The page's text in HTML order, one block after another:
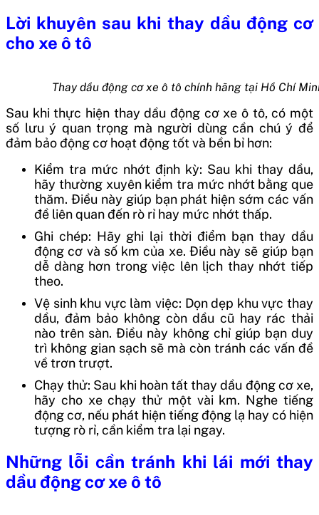
Lời khuyên sau khi thay dầu động cơ
cho xe ô tô
Thay dầu động cơ xe ô tô chính hãng tại Hồ Chí
Sau khi thực hiện thay dầu động cơ xe ô tô, có một
số lưu ý quan trọng mà người dùng cần chú ý để
đảm bảo động cơ hoạt động tốt và bền bỉ hơn:
Kiểm tra mức nhớt định kỳ: Sau khi thay dầu,
hãy thường xuyên kiểm tra mức nhớt bằng que
thăm. Điều này giúp bạn phát hiện sớm các vấn
đề liên quan đến rò rỉ hay mức nhớt thấp.
Ghi chép: Hãy ghi lại thời điểm bạn thay dầu
động cơ và số km của xe. Điều này sẽ giúp bạn
dễ dàng hơn trong việc lên lịch thay nhớt tiếp
theo.
Vệ sinh khu vực làm việc: Dọn dẹp khu vực thay
dầu, đảm bảo không còn dầu cũ hay rác thải
nào trên sàn. Điều này không chỉ giúp bạn duy
trì không gian sạch sẽ mà còn tránh các vấn đề
về trơn trượt.
Chạy thử: Sau khi hoàn tất thay dầu động cơ xe,
hãy cho xe chạy thử một vài km. Nghe tiếng
động cơ, nếu phát hiện tiếng động lạ hay có hiện
tượng rò rỉ, cần kiểm tra lại ngay.
Những lỗi cần tránh khi lái mới thay
dầu động cơ xe ô tô